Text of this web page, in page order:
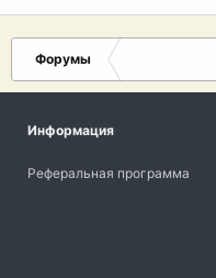
Форумы
Информация
Реферальная программа